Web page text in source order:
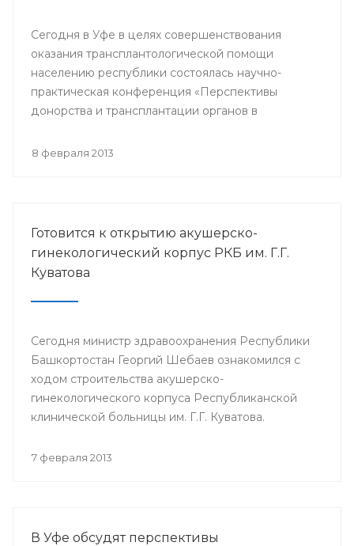
Сегодня в Уфе в целях совершенствования
оказания трансплантологической помощи
населению республики состоялась научно-
практическая конференция «Перспективы
донорства и трансплантации органов в
8 февраля 2013
Готовится к открытию акушерско-
гинекологический корпус РКБ им. Г.Г.
Куватова
Сегодня министр здравоохранения Республики
Башкортостан Георгий Шебаев ознакомился с
ходом строительства акушерско-
гинекологического корпуса Республиканской
клинической больницы им. Г.Г. Куватова.
7 февраля 2013
В Уфе обсудят перспективы